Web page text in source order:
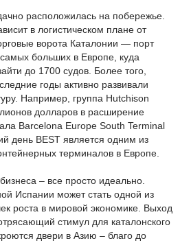
расположилась на побережье.
в логистическом плане от
ворота Каталонии — порт
больших в Европе, куда
до 1700 судов. Более того,
годы активно развивали
Например, группа Hutchison
долларов в расширение
Barcelona Europe South Terminal
день BEST является одним из
терминалов в Европе.
– все просто идеально.
Испании может стать одной из
роста в мировой экономике. Выход
стимул для каталонского
двери в Азию – благо до